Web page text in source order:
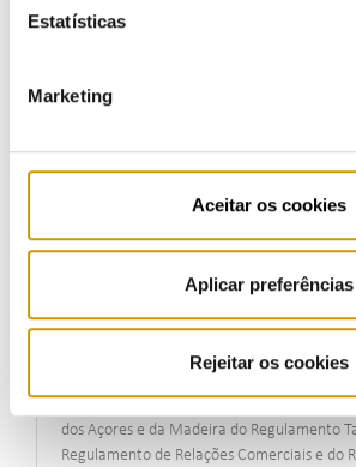
Estatísticas
Marketing
Aceitar os cookies
Aplicar preferências
Rejeitar os cookies
Consulta Pública n.º 5
Tarifário, Regulamento de Relações
Regulamento do Acesso às Redes e
01/02/2003|14/05/2003
Consulta Pública n.º 4
dos Açores e da Madeira do Regulamento
Regulamento de Relações Comerciais e do